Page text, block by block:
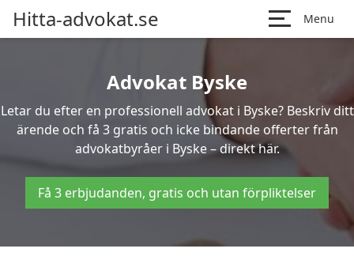
Hitta-advokat.se Menu
Advokat Byske
Letar du efter en professionell advokat i Byske? Beskriv ditt
ärende och få 3 gratis och icke bindande offerter från
advokatbyråer i Byske – direkt här.
Få 3 erbjudanden, gratis och utan förpliktelser